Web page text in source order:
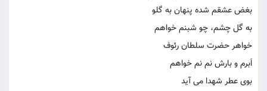
بغض عشقم شده پنهان به گلو
به گل چشم، چو شبنم خواهم
خواهر حضرت سلطان رئوف
اَبرم و بارش نم نم خواهم
بوی عطر شهدا می آید